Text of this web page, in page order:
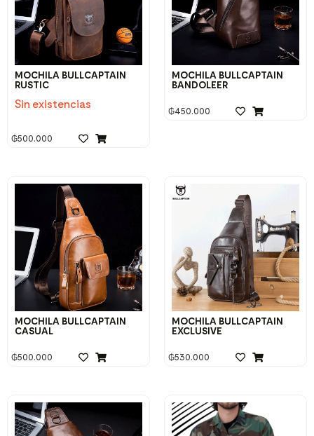
MOCHILA BULLCAPTAIN
RUSTIC
Sin existencias
₲500.000
MOCHILA BULLCAPTAIN
BANDOLEER
₲450.000
MOCHILA BULLCAPTAIN
CASUAL
₲500.000
MOCHILA BULLCAPTAIN
EXCLUSIVE
₲530.000